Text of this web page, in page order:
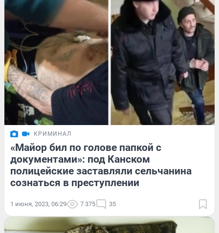
КРИМИНАЛ
«Майор бил по голове папкой с
документами»: под Канском
полицейские заставляли сельчанина
сознаться в преступлении
1 июня, 2023, 06:29 7 375 35